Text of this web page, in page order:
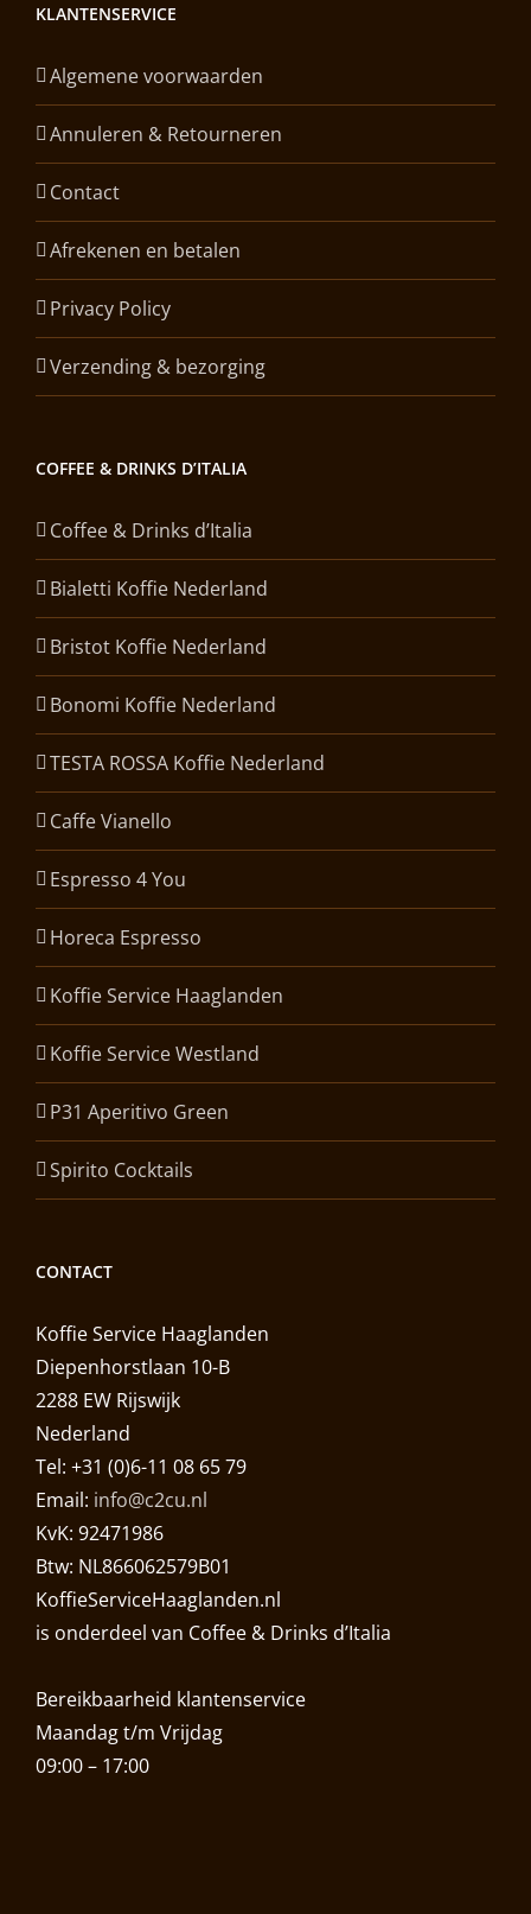
KLANTENSERVICE
Algemene voorwaarden
Annuleren & Retourneren
Contact
Afrekenen en betalen
Privacy Policy
Verzending & bezorging
COFFEE & DRINKS D’ITALIA
Coffee & Drinks d’Italia
Bialetti Koffie Nederland
Bristot Koffie Nederland
Bonomi Koffie Nederland
TESTA ROSSA Koffie Nederland
Caffe Vianello
Espresso 4 You
Horeca Espresso
Koffie Service Haaglanden
Koffie Service Westland
P31 Aperitivo Green
Spirito Cocktails
CONTACT
Koffie Service Haaglanden
Diepenhorstlaan 10-B
2288 EW Rijswijk
Nederland
Tel: +31 (0)6-11 08 65 79
Email: info@c2cu.nl
KvK: 92471986
Btw: NL866062579B01
KoffieServiceHaaglanden.nl
is onderdeel van Coffee & Drinks d’Italia
Bereikbaarheid klantenservice
Maandag t/m Vrijdag
09:00 – 17:00